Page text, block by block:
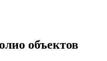
объектов